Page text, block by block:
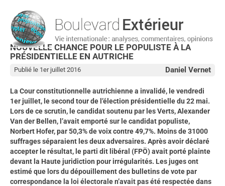
NOUVELLE CHANCE POUR LE POPULISTE À LA
PRÉSIDENTIELLE EN AUTRICHE
Daniel Vernet
Publié le 1er juillet 2016
La Cour constitutionnelle autrichienne a invalidé, le vendredi
1er juillet, le second tour de l’élection présidentielle du 22 mai.
Lors de ce scrutin, le candidat soutenu par les Verts, Alexander
Van der Bellen, l’avait emporté sur le candidat populiste,
Norbert Hofer, par 50,3% de voix contre 49,7%. Moins de 31000
suffrages séparaient les deux adversaires. Après avoir déclaré
accepter le résultat, le parti dit libéral (FPÖ) avait porté plainte
devant la Haute juridiction pour irrégularités. Les juges ont
estimé que lors du dépouillement des bulletins de vote par
correspondance la loi électorale n’avait pas été respectée dans